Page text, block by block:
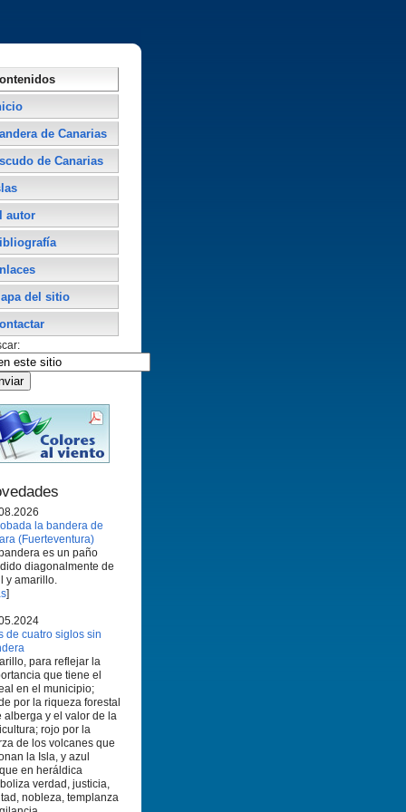
de Canarias
de Canarias
autor
del sitio
la bandera de
(Fuerteventura)
es un paño
diagonalmente de
y amarillo.
]
de cuatro siglos sin
para reflejar la
que tiene el
en el municipio;
por la riqueza forestal
alberga y el valor de la
rojo por la
de los volcanes que
la Isla, y azul
en heráldica
verdad, justicia,
nobleza, templanza